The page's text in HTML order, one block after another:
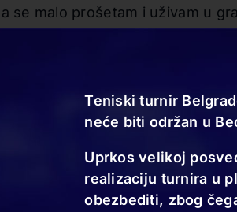
se malo prošetam i uživam u
odlično, nadam se da ću
Teniski turnir
neće biti održan u
Uprkos velikoj
realizaciju turnira u
obezbediti, zbog